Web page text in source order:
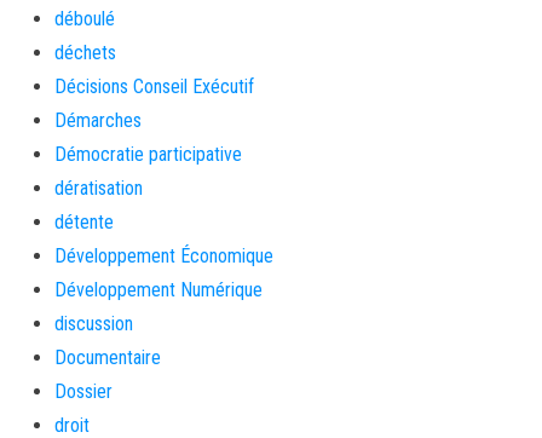
déboulé
déchets
Décisions Conseil Exécutif
Démarches
Démocratie participative
dératisation
détente
Développement Économique
Développement Numérique
discussion
Documentaire
Dossier
droit